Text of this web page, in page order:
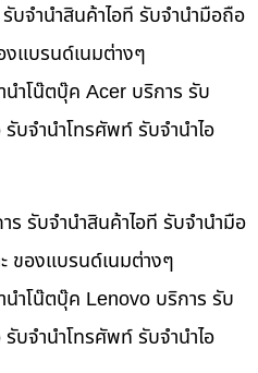
บจำนำสินค้าไอที รับจำนำมือถือ
งแบรนด์เนมต่างๆ
ำโน๊ตบุ๊ค Acer บริการ รับ
บจำนำโทรศัพท์ รับจำนำไอ
รับจำนำสินค้าไอที รับจำนำมือ
ของแบรนด์เนมต่างๆ
ำโน๊ตบุ๊ค Lenovo บริการ รับ
บจำนำโทรศัพท์ รับจำนำไอ